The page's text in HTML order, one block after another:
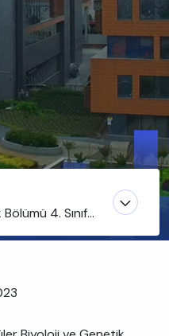
4. Sınıf